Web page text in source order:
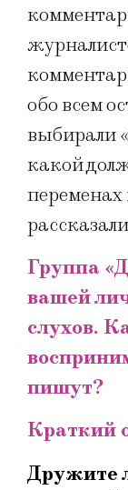
обо всем
выбирали
какой
переменах
Группа
вашей
слухов.
пишут?
Краткий
Дружите